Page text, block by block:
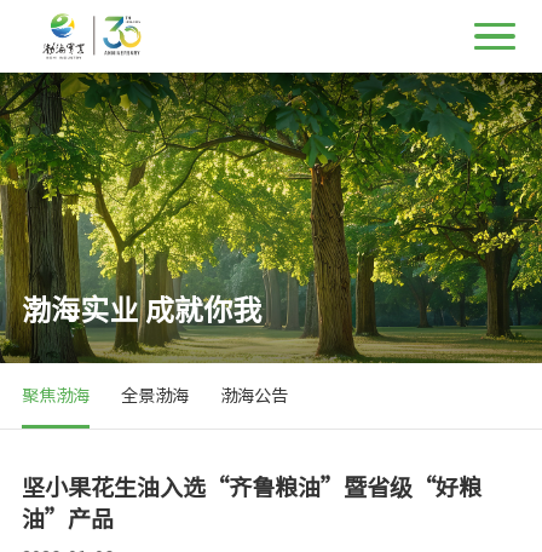
渤海实业 成就你我
聚焦渤海 全景渤海 渤海公告
坚小果花生油入选“齐鲁粮油”暨省级“好粮
油”产品